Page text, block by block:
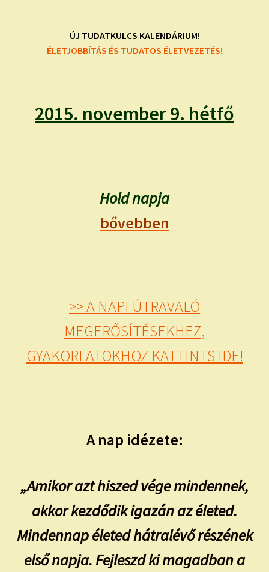
ÍRJ NEKEM!
TAROT ELEMZÉS MEGRENDELÉSE LIMITÁLT!
ÚJ TUDATKULCS KALENDÁRIUM!
ÉLETJOBBÍTÁS ÉS TUDATOS ÉLETVEZETÉS!
2015. november 9. hétfő
Hold napja
bővebben
>> A NAPI ÚTRAVALÓ
MEGERŐSÍTÉSEKHEZ,
GYAKORLATOKHOZ KATTINTS IDE!
A nap idézete:
„Amikor azt hiszed vége mindennek,
akkor kezdődik igazán az életed.
Mindennap életed hátralévő részének
első napja. Fejleszd ki magadban a